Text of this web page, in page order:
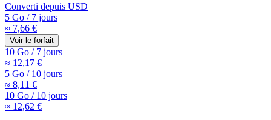
Converti depuis USD
5 Go /7 jours
≈ 7,66 €
Voir le forfait
10 Go /7 jours
≈ 12,17 €
5 Go /10 jours
≈ 8,11 €
10 Go /10 jours
≈ 12,62 €